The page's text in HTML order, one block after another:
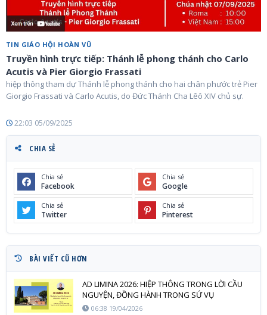
TIN GIÁO HỘI HOÀN VŨ
Truyền hình trực tiếp: Thánh lễ phong thánh cho Carlo
Acutis và Pier Giorgio Frassati
hiệp thông tham dự Thánh lễ phong thánh cho hai chân phước trẻ Pier
Giorgio Frassati và Carlo Acutis, do Đức Thánh Cha Lêô XIV chủ sự.
22:03 05/09/2025
CHIA SẺ
Chia sẻ
Facebook
Chia sẻ
Google
Chia sẻ
Twitter
Chia sẻ
Pinterest
BÀI VIẾT CŨ HƠN
AD LIMINA 2026: HIỆP THÔNG TRONG LỜI CẦU
NGUYỆN, ĐỒNG HÀNH TRONG SỨ VỤ
06:38 19/04/2026